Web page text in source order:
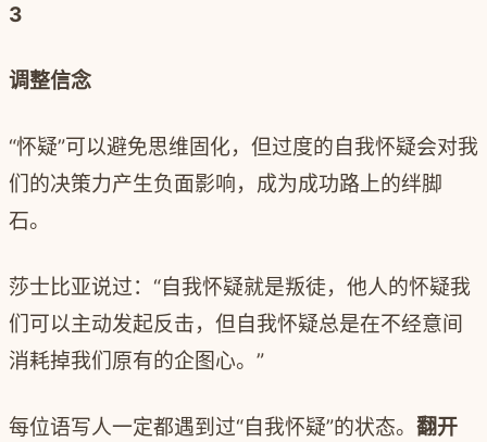
3
调整信念
“怀疑”可以避免思维固化，但过度的自我怀疑会对我
们的决策力产生负面影响，成为成功路上的绊脚
石。
莎士比亚说过：“自我怀疑就是叛徒，他人的怀疑我
们可以主动发起反击，但自我怀疑总是在不经意间
消耗掉我们原有的企图心。”
每位语写人一定都遇到过“自我怀疑”的状态。 翻开